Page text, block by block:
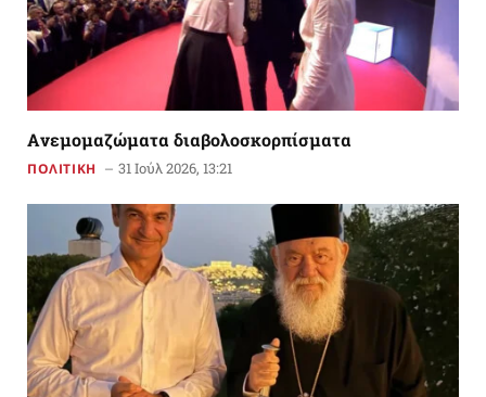
Aνεμομαζώματα διαβολοσκορπίσματα
ΠΟΛΙΤΙΚΗ 31 Ιούλ 2026, 13:21